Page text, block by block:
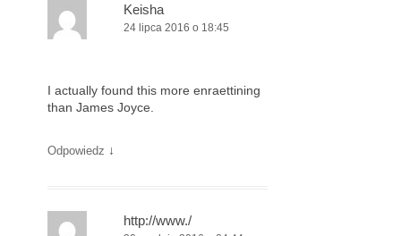
Keisha
24 lipca 2016 o 18:45
I actually found this more enraettining
than James Joyce.
Odpowiedz ↓
http://www./